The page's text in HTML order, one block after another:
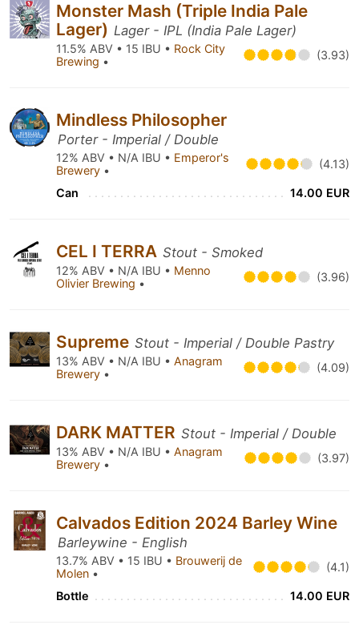
Monster Mash (Triple India Pale
Lager) Lager - IPL (India Pale Lager)
11.5% ABV • 15 IBU • Rock City
Brewing • (3.93)
Mindless Philosopher
Porter - Imperial / Double
12% ABV • N/A IBU • Emperor's
Brewery • (4.13)
Can 14.00 EUR
CEL I TERRA Stout - Smoked
12% ABV • N/A IBU • Menno
Olivier Brewing • (3.96)
Supreme Stout - Imperial / Double Pastry
13% ABV • N/A IBU • Anagram
Brewery • (4.09)
DARK MATTER Stout - Imperial / Double
13% ABV • N/A IBU • Anagram
Brewery • (3.97)
Calvados Edition 2024 Barley Wine
Barleywine - English
13.7% ABV • 15 IBU • Brouwerij de
Molen • (4.1)
Bottle 14.00 EUR